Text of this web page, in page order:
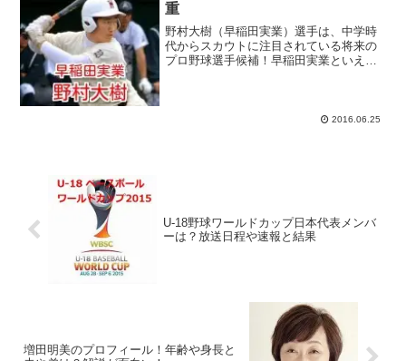
重
野村大樹（早稲田実業）選手は、中学時
代からスカウトに注目されている将来の
プロ野球選手候補！早稲田実業といえ
2016.06.25
U-18野球ワールドカップ日本代表メンバ
ーは？放送日程や速報と結果
増田明美のプロフィール！年齢や身長と